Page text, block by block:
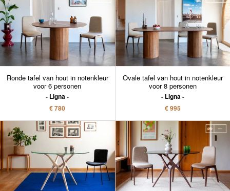
Ronde tafel van hout in notenkleur
voor 6 personen
Ligna
€ 780
Ovale tafel van hout in notenkleur
voor 8 personen
Ligna
€ 995